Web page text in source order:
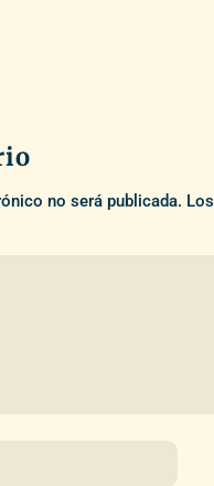
no será publicada.